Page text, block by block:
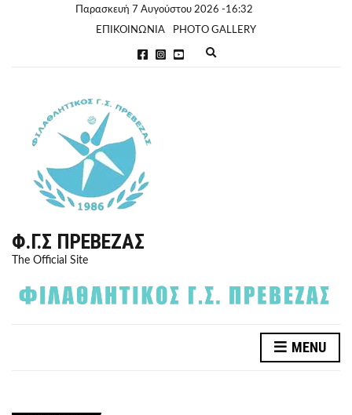
Παρασκευή 7 Αυγούστου 2026 -16:32
ΕΠΙΚΟΙΝΩΝΙΑ
PHOTO GALLERY
Φ.Γ.Σ ΠΡΈΒΕΖΑΣ
The Official Site
MENU